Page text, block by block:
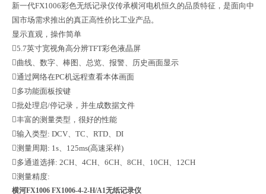
新一代FX1006彩色无纸记录仪传承横河电机恒久的品质特征，是面向中
国市场需求推出的真正高性价比工业产品。
显示直观，操作简单
5.7英寸宽视角高分辨TFT彩色液晶屏
曲线、数字、棒图、总览、报警、历史画面显示
通过网络在PC机远程查看本体画面
多功能面板按键
批处理启/停记录，并生成数据文件
丰富的测量类型，很好的性能
输入类型: DCV、TC、RTD、DI
测量周期: 1s、125ms(高速采样)
多通道选择: 2CH、4CH、6CH、8CH、10CH、12CH
测量精度:
横河FX1006 FX1006-4-2-H/A1无纸记录仪